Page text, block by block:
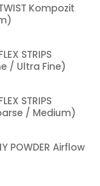
Kompozit
STRIPS
/ Ultra Fine)
STRIPS
/ Medium)
POWDER Airflow